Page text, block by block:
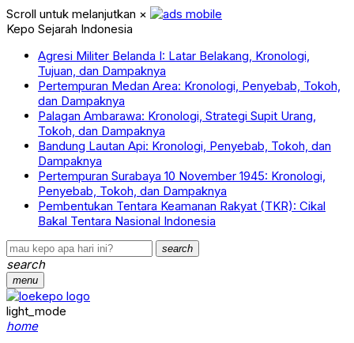
Scroll untuk melanjutkan ×
Kepo Sejarah Indonesia
Agresi Militer Belanda I: Latar Belakang, Kronologi,
Tujuan, dan Dampaknya
Pertempuran Medan Area: Kronologi, Penyebab, Tokoh,
dan Dampaknya
Palagan Ambarawa: Kronologi, Strategi Supit Urang,
Tokoh, dan Dampaknya
Bandung Lautan Api: Kronologi, Penyebab, Tokoh, dan
Dampaknya
Pertempuran Surabaya 10 November 1945: Kronologi,
Penyebab, Tokoh, dan Dampaknya
Pembentukan Tentara Keamanan Rakyat (TKR): Cikal
Bakal Tentara Nasional Indonesia
search
search
menu
light_mode
home